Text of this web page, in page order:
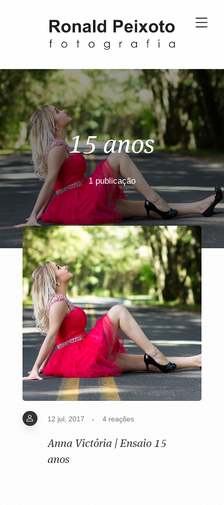
15 anos
1 publicação
12 jul, 2017 4 reações
Anna Victória | Ensaio 15
anos